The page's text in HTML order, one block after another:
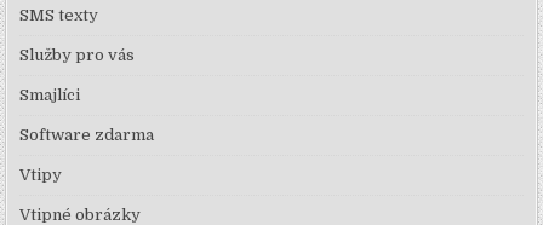
SMS texty
Služby pro vás
Smajlíci
Software zdarma
Vtipy
Vtipné obrázky